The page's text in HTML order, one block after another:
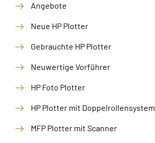
Angebote
Neue HP Plotter
Gebrauchte HP Plotter
Neuwertige Vorführer
HP Foto Plotter
HP Plotter mit Doppelrollensystem
MFP Plotter mit Scanner